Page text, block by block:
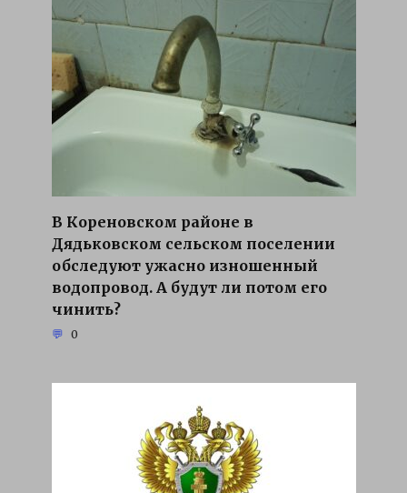
В Кореновском районе в
Дядьковском сельском поселении
обследуют ужасно изношенный
водопровод. А будут ли потом его
чинить?
0